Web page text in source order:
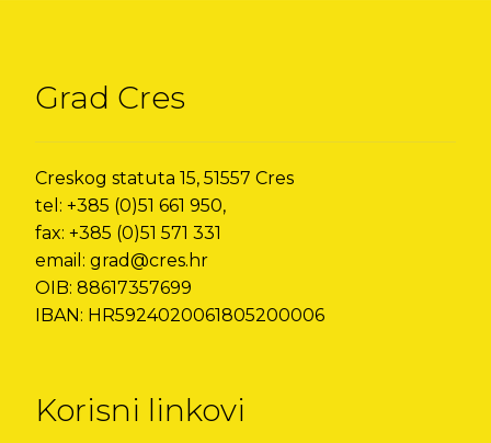
Grad Cres
Creskog statuta 15, 51557 Cres
tel: +385 (0)51 661 950,
fax: +385 (0)51 571 331
email: grad@cres.hr
OIB: 88617357699
IBAN: HR5924020061805200006
Korisni linkovi